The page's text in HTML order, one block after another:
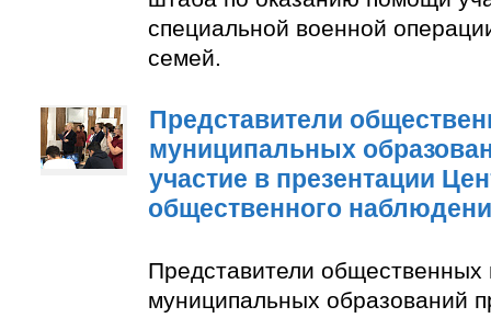
специальной военной
семей.
Представители
муниципальных
участие в презентации
общественного
Представители общественных
муниципальных образований